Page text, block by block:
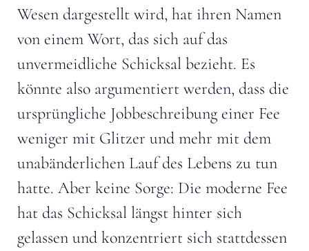
Wesen dargestellt wird, hat ihren Namen
von einem Wort, das sich auf das
unvermeidliche Schicksal bezieht. Es
könnte also argumentiert werden, dass die
ursprüngliche Jobbeschreibung einer Fee
weniger mit Glitzer und mehr mit dem
unabänderlichen Lauf des Lebens zu tun
hatte. Aber keine Sorge: Die moderne Fee
hat das Schicksal längst hinter sich
gelassen und konzentriert sich stattdessen